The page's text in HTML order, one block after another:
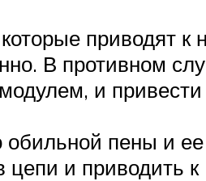
приводят
В противном
и привести
обильной пены и
и приводить к